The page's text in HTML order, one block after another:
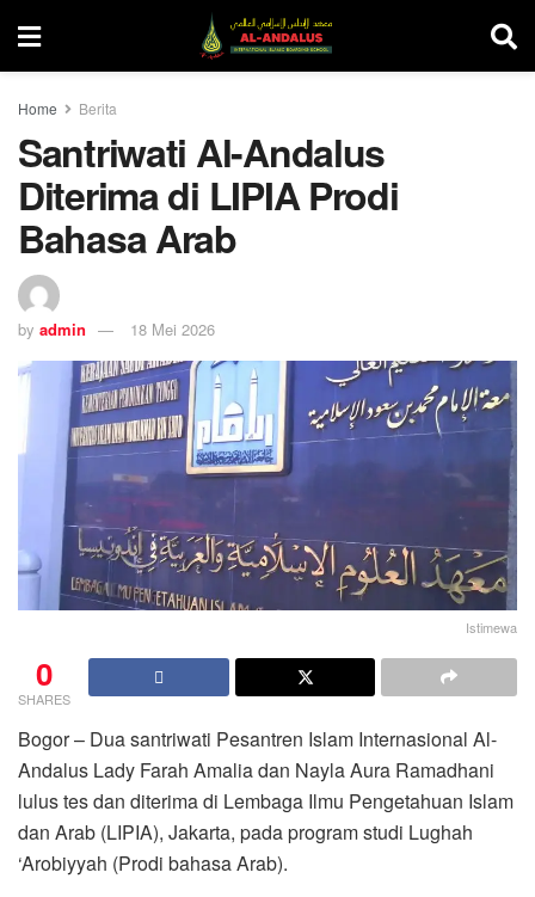
Home Berita
Santriwati Al-Andalus
Diterima di LIPIA Prodi
Bahasa Arab
by admin 18 Mei 2026
Istimewa
0
SHARES
Bogor – Dua santriwati Pesantren Islam Internasional Al-
Andalus Lady Farah Amalia dan Nayla Aura Ramadhani
lulus tes dan diterima di Lembaga Ilmu Pengetahuan Islam
dan Arab (LIPIA), Jakarta, pada program studi Lughah
‘Arobiyyah (Prodi bahasa Arab).